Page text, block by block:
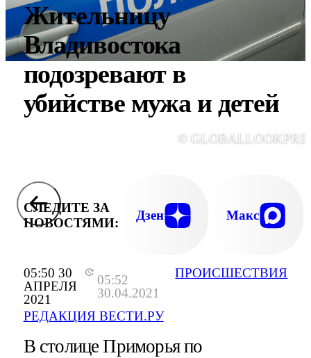
05:50 30
АПРЕЛЯ
2021
05:52
30.04.2021
РЕДАКЦИЯ ВЕСТИ.РУ
ПРОИСШЕСТВИЯ
Жительницу
Владивостока
подозревают в
убийстве мужа и детей
©
СЛЕДИТЕ ЗА
НОВОСТЯМИ:
Дзен Макс
В столице Приморья по